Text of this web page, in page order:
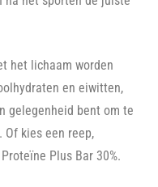
het lichaam worden
en eiwitten,
gelegenheid bent om te
Of kies een reep,
Plus Bar 30%.